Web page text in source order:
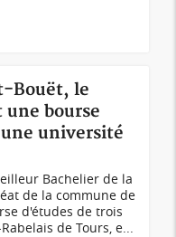
Bouët, le
bourse
université
Bachelier de la
de la commune de
d'études de trois
de Tours, e...